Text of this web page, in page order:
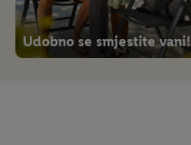
Udobno se smjestite vani!